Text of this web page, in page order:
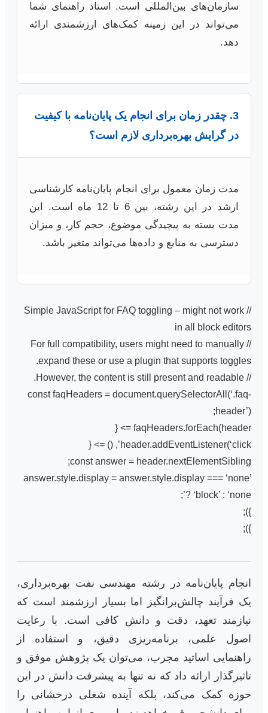
سازمان‌های بین‌المللی است. استاد راهنمای شما
می‌تواند در این زمینه کمک‌های ارزشمندی ارائه
دهد.
3. چقدر زمان برای انجام یک پایان‌نامه با کیفیت
در گرایش بهره‌برداری لازم است؟
مدت زمان معمول برای انجام پایان‌نامه کارشناسی
ارشد در این رشته، بین 6 تا 12 ماه است. این
مدت بسته به پیچیدگی موضوع، حجم کار، و میزان
دسترسی به منابع و داده‌ها می‌تواند متغیر باشد.
// Simple JavaScript for FAQ toggling – might not work
in all block editors
// For full compatibility, users might need to manually
expand these or use a plugin that supports toggles.
// However, the content is still present and readable.
const faqHeaders = document.querySelectorAll(‘.faq-
header’);
faqHeaders.forEach(header => {
header.addEventListener(‘click’, () => {
const answer = header.nextElementSibling;
answer.style.display = answer.style.display === ‘none’
? ‘block’ : ‘none’;
});
});
انجام پایان‌نامه در رشته مهندسی نفت بهره‌برداری،
یک فرآیند چالش‌برانگیز اما بسیار ارزشمند است که
نیازمند تعهد، دقت و دانش کافی است. با رعایت
اصول علمی، برنامه‌ریزی دقیق، و استفاده از
راهنمایی اساتید مجرب، می‌توان یک پژوهش موفق و
تاثیرگذار ارائه داد که نه تنها به پیشرفت دانش در این
حوزه کمک می‌کند، بلکه آینده شغلی درخشانی را